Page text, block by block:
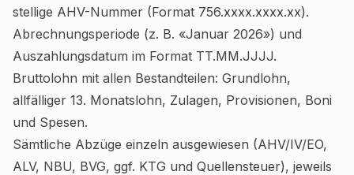
stellige AHV-Nummer (Format 756.xxxx.xxxx.xx).
Abrechnungsperiode (z. B. «Januar 2026») und
Auszahlungsdatum im Format TT.MM.JJJJ.
Bruttolohn mit allen Bestandteilen: Grundlohn,
allfälliger 13. Monatslohn, Zulagen, Provisionen, Boni
und Spesen.
Sämtliche Abzüge einzeln ausgewiesen (AHV/IV/EO,
ALV, NBU, BVG, ggf. KTG und Quellensteuer), jeweils